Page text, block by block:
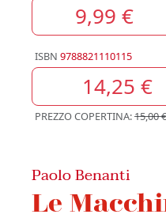
9,99 €
ISBN 9788821110115
14,25 €
PREZZO COPERTINA:15,00 €
Paolo Benanti
Le